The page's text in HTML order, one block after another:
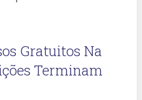
Gratuitos Na
Terminam